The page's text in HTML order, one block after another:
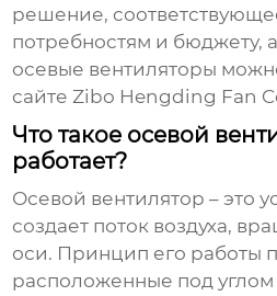
решение,
потребностям и бюджету,
осевые вентиляторы
сайте Zibo Hengding Fan
Что такое осевой
работает?
Осевой вентилятор – это
создает поток воздуха,
оси. Принцип его работы
расположенные под